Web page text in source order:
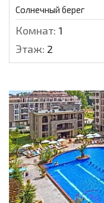
Солнечный берег
Комнат: 1
Этаж: 2